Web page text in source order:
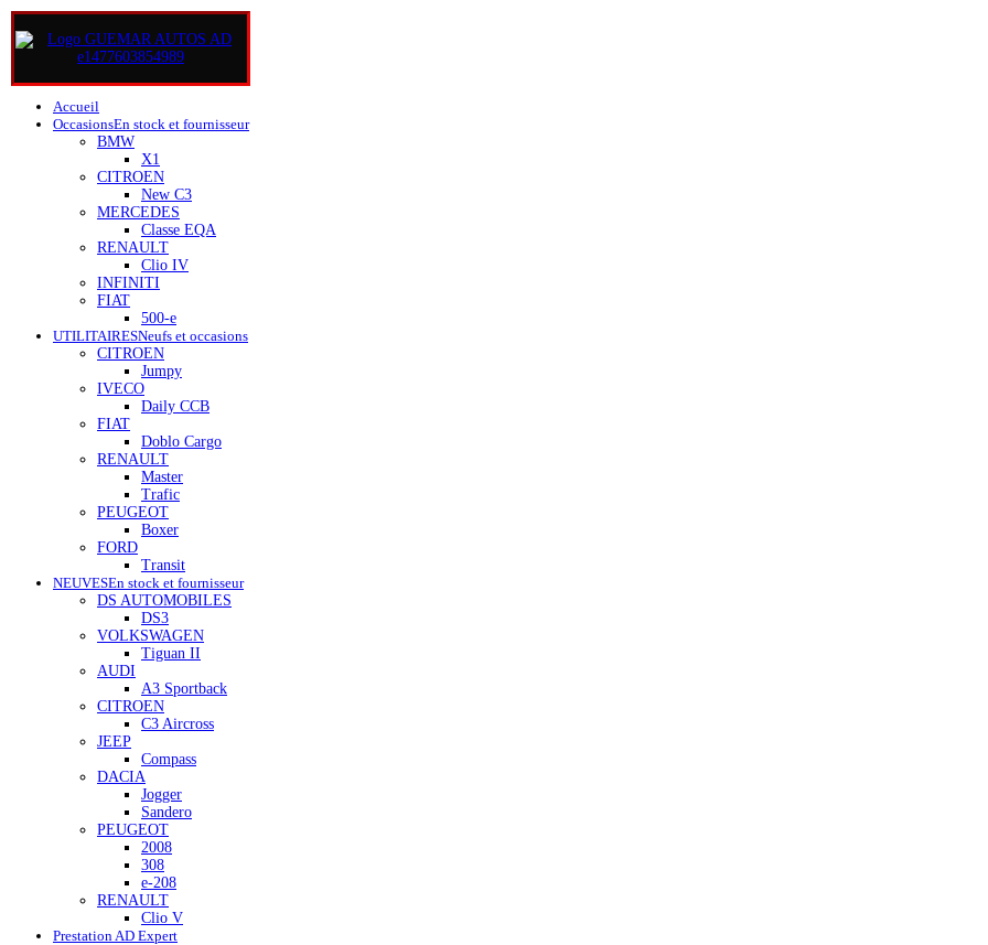
Accueil
OccasionsEn stock et fournisseur
BMW
X1
CITROEN
New C3
MERCEDES
Classe EQA
RENAULT
Clio IV
INFINITI
FIAT
500-e
UTILITAIRESNeufs et occasions
CITROEN
Jumpy
IVECO
Daily CCB
FIAT
Doblo Cargo
RENAULT
Master
Trafic
PEUGEOT
Boxer
FORD
Transit
NEUVESEn stock et fournisseur
DS AUTOMOBILES
DS3
VOLKSWAGEN
Tiguan II
AUDI
A3 Sportback
CITROEN
C3 Aircross
JEEP
Compass
DACIA
Jogger
Sandero
PEUGEOT
2008
308
e-208
RENAULT
Clio V
Prestation AD Expert